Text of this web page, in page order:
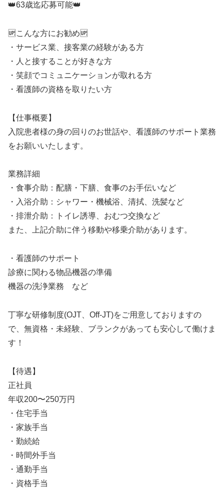
👑63歳迄応募可能👑
🆙こんな方にお勧め🆙
・サービス業、接客業の経験がある方
・人と接することが好きな方
・笑顔でコミュニケーションが取れる方
・看護師の資格を取りたい方
【仕事概要】
入院患者様の身の回りのお世話や、看護師のサポート業務
をお願いいたします。
業務詳細
・食事介助：配膳・下膳、食事のお手伝いなど
・入浴介助：シャワー・機械浴、清拭、洗髪など
・排泄介助：トイレ誘導、おむつ交換など
また、上記介助に伴う移動や移乗介助があります。
・看護師のサポート
診療に関わる物品機器の準備
機器の洗浄業務 など
丁寧な研修制度(OJT、Off-JT)をご用意しておりますの
で、無資格・未経験、ブランクがあっても安心して働けま
す！
【待遇】
正社員
年収200〜250万円
・住宅手当
・家族手当
・勤続給
・時間外手当
・通勤手当
・資格手当